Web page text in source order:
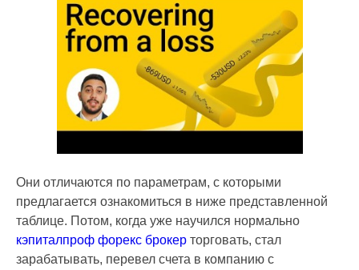
Они отличаются по параметрам, с которыми
предлагается ознакомиться в ниже представленной
таблице. Потом, когда уже научился нормально
кэпиталпроф форекс брокер торговать, стал
зарабатывать, перевел счета в компанию с